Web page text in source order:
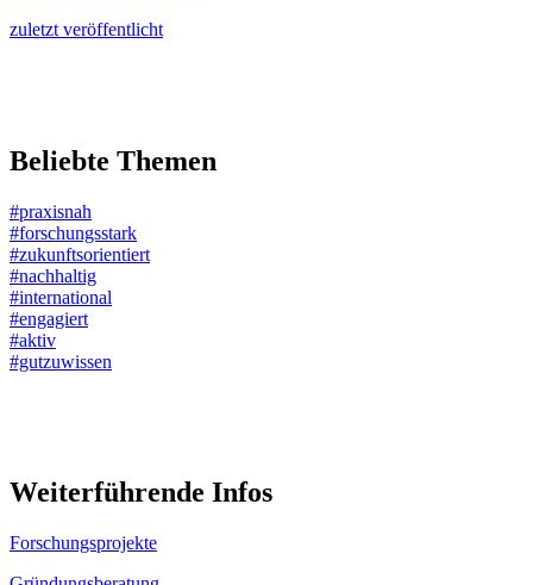
zuletzt veröffentlicht
Beliebte Themen
#praxisnah
#forschungsstark
#zukunftsorientiert
#nachhaltig
#international
#engagiert
#aktiv
#gutzuwissen
Weiterführende Infos
Forschungsprojekte